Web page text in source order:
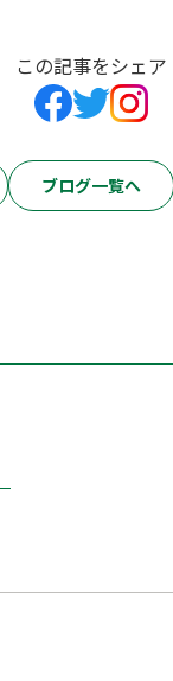
この記事をシェア
ブログ一覧へ